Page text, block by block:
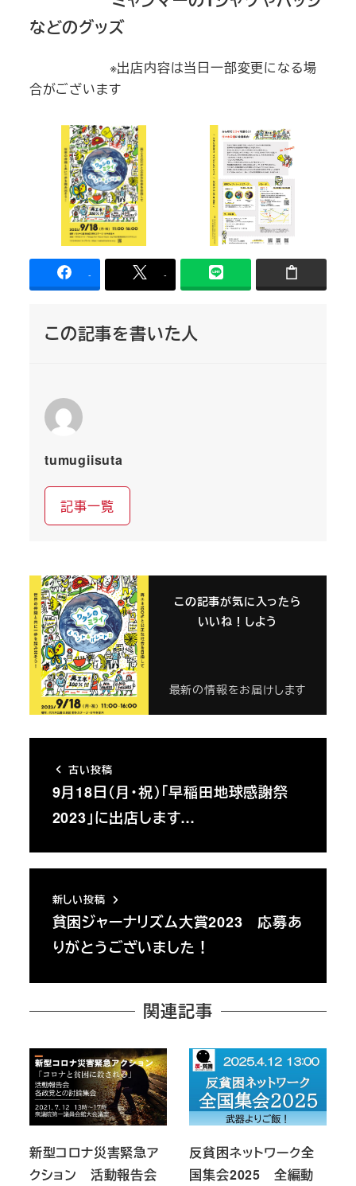
などのグッズ
※出店内容は当日一部変更になる場
合がございます
- -
この記事を書いた人
tumugiisuta
記事一覧
この記事が気に入ったら
いいね！しよう
最新の情報をお届けします
古い投稿
9月18日（月・祝）「早稲田地球感謝祭
2023」に出店します…
新しい投稿
貧困ジャーナリズム大賞2023 応募あ
りがとうございました！
関連記事
新型コロナ災害緊急ア
クション 活動報告会
反貧困ネットワーク全
国集会2025 全編動